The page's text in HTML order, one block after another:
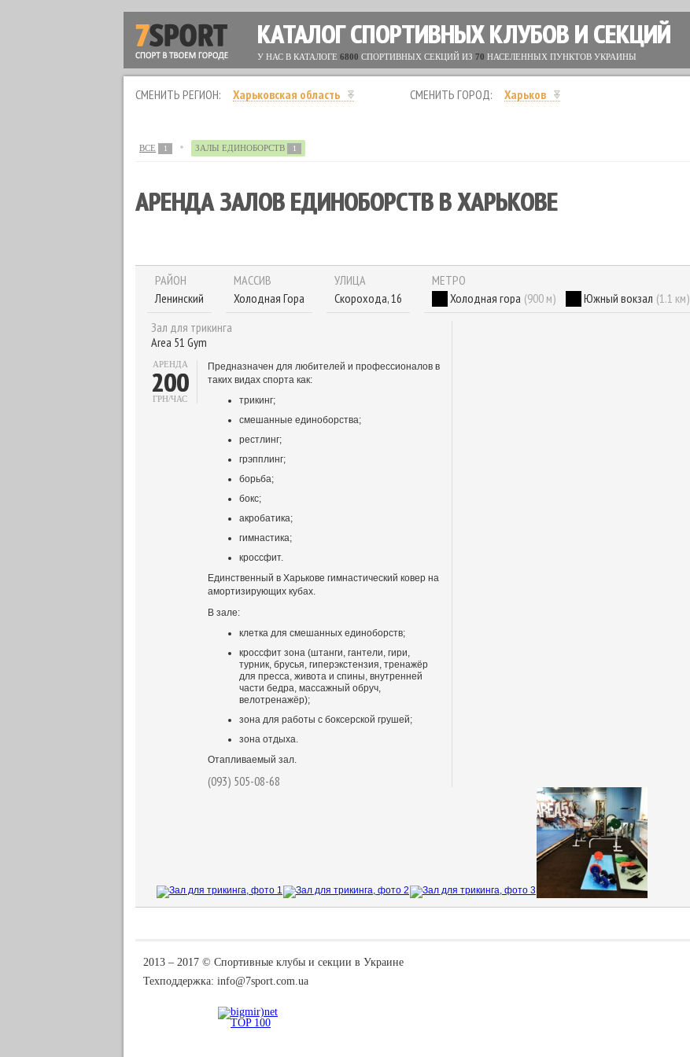
КАТАЛОГ СПОРТИВНЫХ КЛУБОВ И СЕКЦИЙ
У НАС В КАТАЛОГЕ 6800 СПОРТИВНЫХ СЕКЦИЙ ИЗ 70 НАСЕЛЕННЫХ ПУНКТОВ УКРАИНЫ
СМЕНИТЬ РЕГИОН: Харьковская область СМЕНИТЬ ГОРОД: Харьков
ВСЕ 1 ЗАЛЫ ЕДИНОБОРСТВ 1
АРЕНДА ЗАЛОВ ЕДИНОБОРСТВ В ХАРЬКОВЕ
РАЙОН
Ленинский
МАССИВ
Холодная Гора
УЛИЦА
Скорохода, 16
МЕТРО
Холодная гора (900 м) Южный вокзал (1.1 км)
Зал для трикинга
Area 51 Gym
АРЕНДА
200
ГРН/ЧАС
Предназначен для любителей и профессионалов в
таких видах спорта как:
трикинг;
смешанные единоборства;
рестлинг;
грэпплинг;
борьба;
бокс;
акробатика;
гимнастика;
кроссфит.
Единственный в Харькове гимнастический ковер на
амортизирующих кубах.
В зале:
клетка для смешанных единоборств;
кроссфит зона (штанги, гантели, гири,
турник, брусья, гиперэкстензия, тренажёр
для пресса, живота и спины, внутренней
части бедра, массажный обруч,
велотренажёр);
зона для работы с боксерской грушей;
зона отдыха.
Отапливаемый зал.
(093) 505-08-68
2013 ‒ 2017 © Спортивные клубы и секции в Украине
Техподдержка: info@7sport.com.ua